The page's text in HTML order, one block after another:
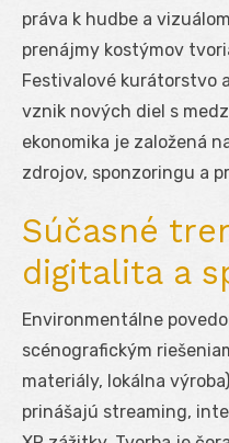
práva k hudbe a
prenájmy kostýmov
Festivalové kurátorstvo
vznik nových diel s
ekonomika je založená
zdrojov, sponzoringu a
Súčasné
digitalita a
Environmentálne
scénografickým
materiály, lokálna
prinášajú streaming,